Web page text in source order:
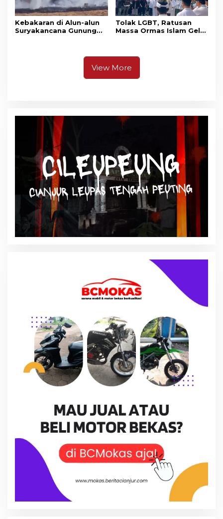
Kebakaran di Alun-alun
Suryakancana Gunung
Tolak LGBT, Ratusan
Massa Ormas Islam Gelar
View More